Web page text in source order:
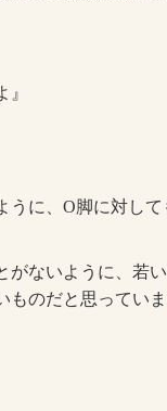
うに、O脚に対し
がないように、若
のだと思っていま